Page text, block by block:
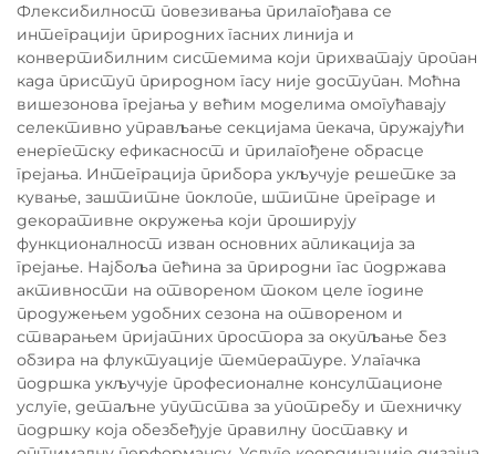
Флексибилност повезивања прилагођава се
интеграцији природних гасних линија и
конвертибилним системима који прихватају пропан
када приступ природном гасу није доступан. Моћна
вишезонова грејања у већим моделима омогућавају
селективно управљање секцијама пекача, пружајући
енергетску ефикасност и прилагођене обрасце
грејања. Интеграција прибора укључује решетке за
кување, заштитне поклопе, штитне преграде и
декоративне окружења који проширују
функционалност изван основних апликација за
грејање. Најбоља пећина за природни гас подржава
активности на отвореном током целе године
продужењем удобних сезона на отвореном и
стварањем пријатних простора за окупљање без
обзира на флуктуације температуре. Улагачка
подршка укључује професионалне консултационе
услуге, детаљне упутства за употребу и техничку
подршку која обезбеђује правилну поставку и